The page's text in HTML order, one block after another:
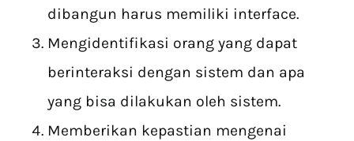
dibangun harus memiliki interface.
Mengidentifikasi orang yang dapat
berinteraksi dengan sistem dan apa
yang bisa dilakukan oleh sistem.
Memberikan kepastian mengenai